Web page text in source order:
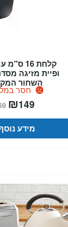
קלחת 16
ופיית מזיגה
השחור
חסר
המחיר
המקורי
היה:
₪269.
₪149
הוא:
מידע